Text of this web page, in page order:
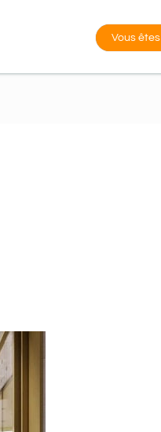
Vous